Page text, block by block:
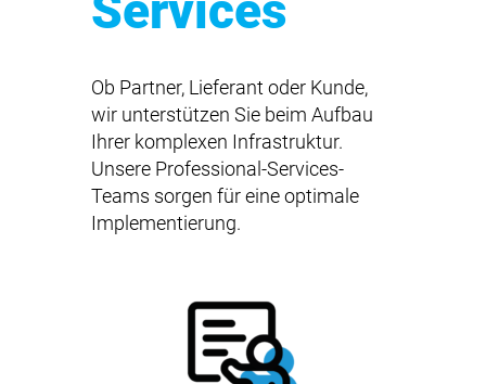
Ob Partner, Lieferant oder Kunde,
wir unterstützen Sie beim Aufbau
Ihrer komplexen Infrastruktur.
Unsere Professional-Services-
Teams sorgen für eine optimale
Implementierung.